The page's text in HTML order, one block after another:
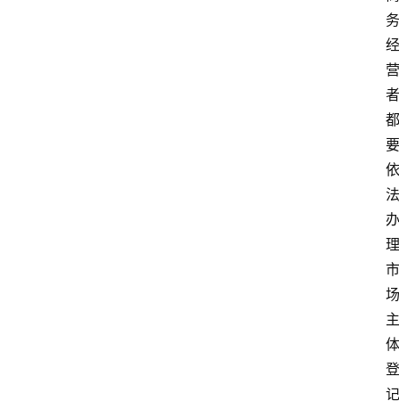
务
经
营
者
都
要
依
法
办
理
市
场
主
体
登
记